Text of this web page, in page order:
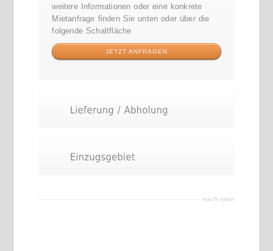
weitere Informationen oder eine konkrete
Mietanfrage finden Sie unten oder über die
folgende Schaltfläche
JETZT ANFRAGEN
nach oben